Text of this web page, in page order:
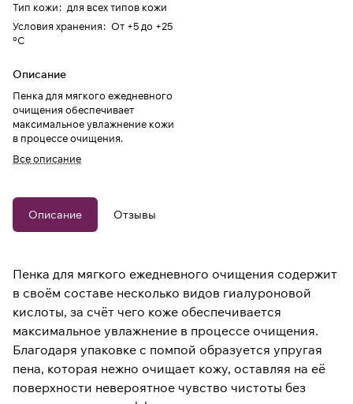
Тип кожи: для всех типов кожи
Условия хранения: От +5 до +25
°C
Описание
Пенка для мягкого ежедневного
очищения обеспечивает
максимальное увлажнение кожи
в процессе очищения.
Все описание
Описание Отзывы
Пенка для мягкого ежедневного очищения содержит
в своём составе несколько видов гиалуроновой
кислоты, за счёт чего коже обеспечивается
максимальное увлажнение в процессе очищения.
Благодаря упаковке с помпой образуется упругая
пена, которая нежно очищает кожу, оставляя на её
поверхности невероятное чувство чистоты без